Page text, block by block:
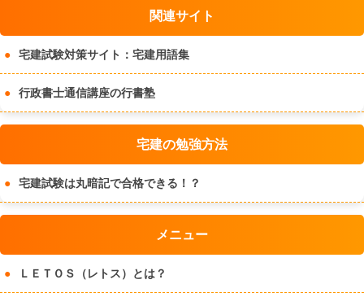
関連サイト
宅建試験対策サイト：宅建用語集
行政書士通信講座の行書塾
宅建の勉強方法
宅建試験は丸暗記で合格できる！？
メニュー
ＬＥＴＯＳ（レトス）とは？